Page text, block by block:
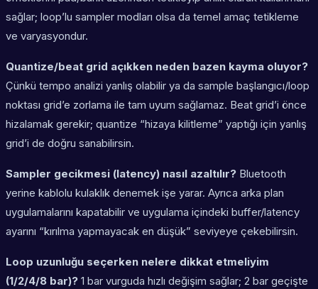
sağlar; loop’lu sampler modları olsa da temel amaç tetikleme
ve varyasyondur.
Quantize/beat grid açıkken neden bazen kayma oluyor?
Çünkü tempo analizi yanlış olabilir ya da sample başlangıcı/loop
noktası grid’e zorlama ile tam uyum sağlamaz. Beat grid’i önce
hizalamak gerekir; quantize “hizaya kilitleme” yaptığı için yanlış
grid’i de doğru sanabilirsin.
Sampler gecikmesi (latency) nasıl azaltılır? Bluetooth
yerine kablolu kulaklık denemek işe yarar. Ayrıca arka plan
uygulamalarını kapatabilir ve uygulama içindeki buffer/latency
ayarını “kırılma yapmayacak en düşük” seviyeye çekebilirsin.
Loop uzunluğu seçerken nelere dikkat etmeliyim
(1/2/4/8 bar)? 1 bar vurguda hızlı değişim sağlar; 2 bar geçişte